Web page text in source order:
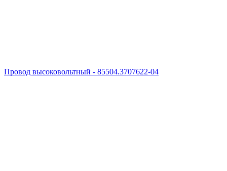
Провод высоковольтный - 85504.3707622-04